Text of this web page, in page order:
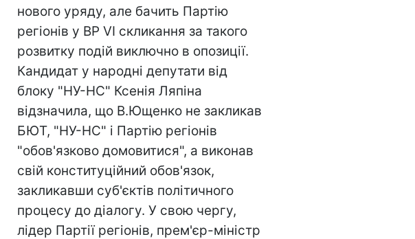
нового уряду, але бачить Партію
регіонів у ВР VI скликання за такого
розвитку подій виключно в опозиції.
Кандидат у народні депутати від
блоку "НУ-НС" Ксенія Ляпіна
відзначила, що В.Ющенко не закликав
БЮТ, "НУ-НС" і Партію регіонів
"обов'язково домовитися", а виконав
свій конституційний обов'язок,
закликавши суб'єктів політичного
процесу до діалогу. У свою чергу,
лідер Партії регіонів, прем'єр-міністр